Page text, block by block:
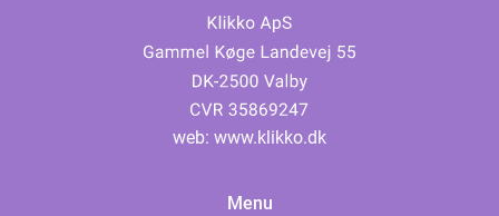
web: www.klikko.dk
Menu